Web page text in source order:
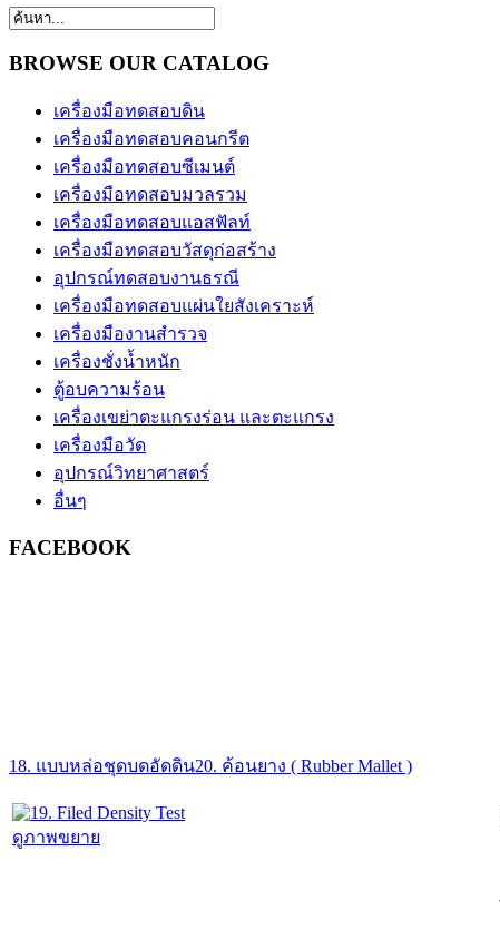
BROWSE OUR CATALOG
เครื่องมือทดสอบดิน
เครื่องมือทดสอบคอนกรีต
เครื่องมือทดสอบซีเมนต์
เครื่องมือทดสอบมวลรวม
เครื่องมือทดสอบแอสฟัลท์
เครื่องมือทดสอบวัสดุก่อสร้าง
อุปกรณ์ทดสอบงานธรณี
เครื่องมือทดสอบแผ่นใยสังเคราะห์
เครื่องมืองานสำรวจ
เครื่องชั่งน้ำหนัก
ตู้อบความร้อน
เครื่องเขย่าตะแกรงร่อน และตะแกรง
เครื่องมือวัด
อุปกรณ์วิทยาศาสตร์
อื่นๆ
FACEBOOK
18. แบบหล่อชุดบดอัดดิน20. ค้อนยาง ( Rubber Mallet )
ดูภาพขยาย